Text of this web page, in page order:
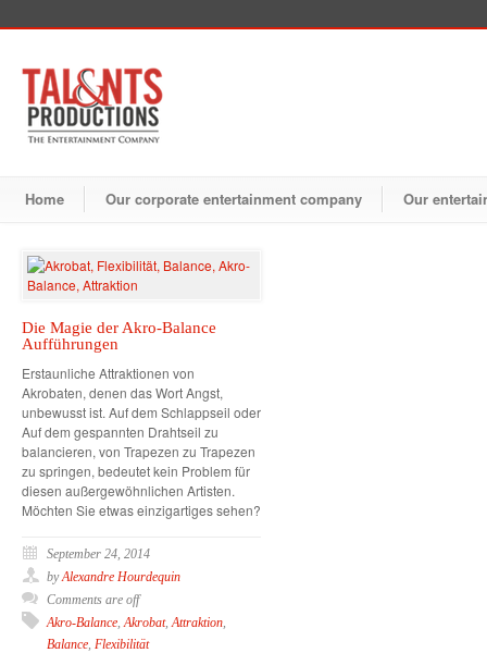
Home Our corporate entertainment company Our
Die Magie der Akro-Balance
Aufführungen
Erstaunliche Attraktionen von
Akrobaten, denen das Wort Angst,
unbewusst ist. Auf dem Schlappseil oder
Auf dem gespannten Drahtseil zu
balancieren, von Trapezen zu Trapezen
zu springen, bedeutet kein Problem für
diesen außergewöhnlichen Artisten.
Möchten Sie etwas einzigartiges sehen?
September 24, 2014
byAlexandre Hourdequin
Comments are off
Akro-Balance,Akrobat,Attraktion,
Balance, Flexibilität